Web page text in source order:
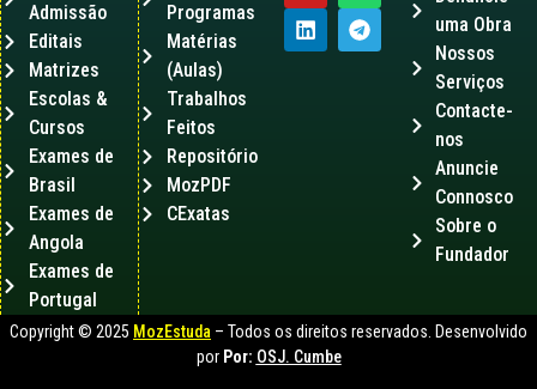
uma Obra
Nossos
Serviços
Contacte-
nos
Anuncie
Connosco
Sobre o
Fundador
Admissão
Editais
Matrizes
Escolas &
Cursos
Exames de
Brasil
Exames de
Angola
Exames de
Portugal
Programas
Matérias
(Aulas)
Trabalhos
Feitos
Repositório
MozPDF
CExatas
Copyright © 2025 MozEstuda – Todos os direitos reservados. Desenvolvido
por Por: OSJ. Cumbe